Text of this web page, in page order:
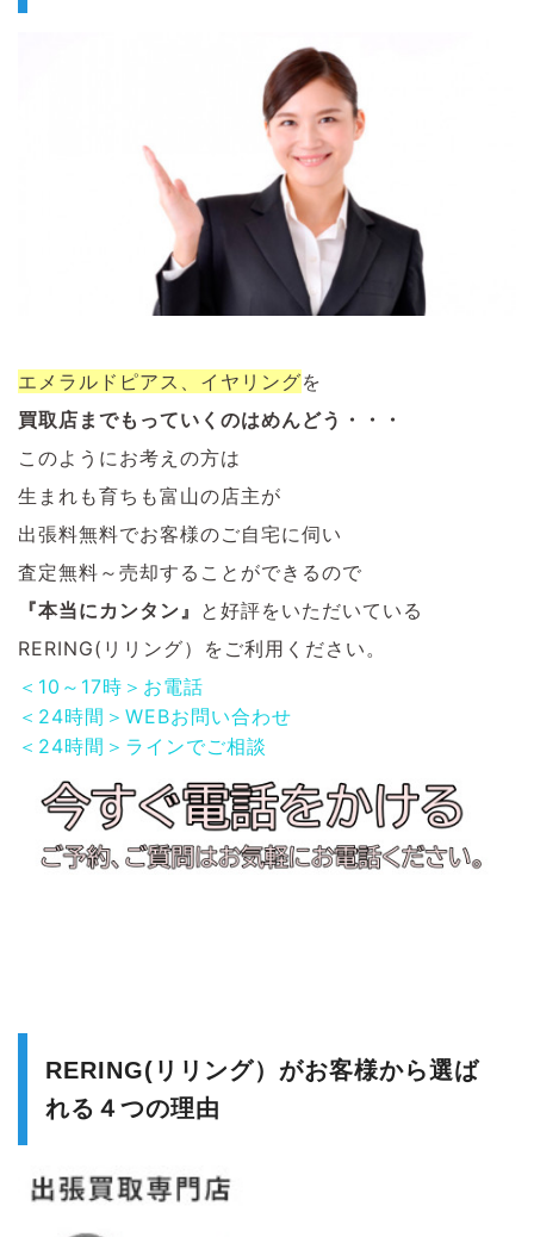
エメラルドピアス、イヤリングを
買取店までもっていくのはめんどう・・・
このようにお考えの方は
生まれも育ちも富山の店主が
出張料無料でお客様のご自宅に伺い
査定無料～売却することができるので
『本当にカンタン』 と好評をいただいている
RERING(リリング）をご利用ください。
＜10～17時＞お電話
＜24時間＞WEBお問い合わせ
＜24時間＞ラインでご相談
RERING(リリング）がお客様から選ば
れる４つの理由